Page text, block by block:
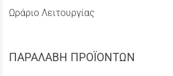
Ωράριο Λειτουργίας
ΠΑΡΑΛΑΒΗ ΠΡΟΪΟΝΤΩΝ